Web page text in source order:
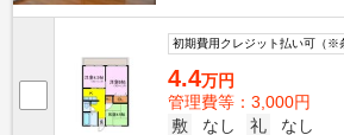
初期費用クレジット払い可（※
4.4万円
管理費等：3,000円
敷
なし 礼
なし